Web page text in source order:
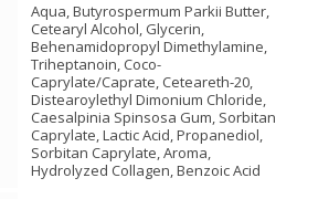
Aqua, Butyrospermum Parkii Butter,
Cetearyl Alcohol, Glycerin,
Behenamidopropyl Dimethylamine,
Triheptanoin, Coco-
Caprylate/Caprate, Ceteareth-20,
Distearoylethyl Dimonium Chloride,
Caesalpinia Spinsosa Gum, Sorbitan
Caprylate, Lactic Acid, Propanediol,
Sorbitan Caprylate, Aroma,
Hydrolyzed Collagen, Benzoic Acid